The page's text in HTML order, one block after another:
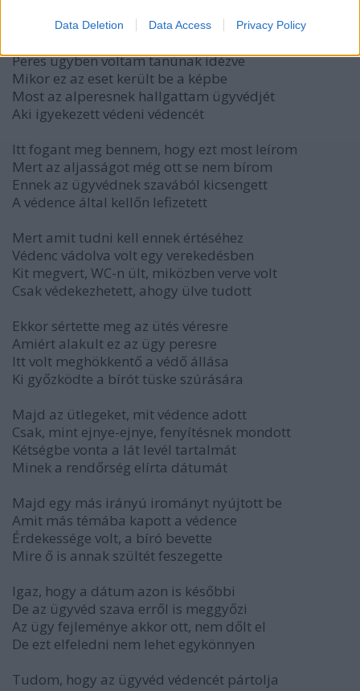
Data Deletion Data Access Privacy Policy
Tárgyaláson
Peres ügyben voltam tanúnak idézve
Mikor ez az eset került be a képbe
Most az alperesnek hallgattam ügyvédjét
Aki igyekezett védeni védencét
Itt fogant meg bennem, hogy ezt most leírom
Mert az aljasságot még ott se nem bírom
Ennek az ügyvédnek szavából kicsengett
A védence által kellőn lefizetett
Mert amit tudni kell ennek értéséhez
Védenc vádolva volt egy verekedésben
Kit megvert, WC-n ült, miközben verve volt
Csak védekezhetett, ahogy ülve tudott
Ekkor sértette meg az ütés véresre
Amiért alakult ez az ügy peresre
Itt volt meghökkentő a védő állása
Ki győzködte a bírót tüske szúrására
Majd az ütlegeket, mit védence adott
Csak, mint ejnye-ejnye, fenyítésnek mondott
Kétségbe vonta a lát levél tartalmát
Minek a rendőrség elírta dátumát
Majd egy más irányú irományt nyújtott be
Amit más témába kapott a védence
Érdekessége volt, a bíró bevette
Mire ő is annak szültét feszegette
Igaz, hogy a dátum azon is későbbi
De az ügyvéd szava erről is meggyőzi
Az ügy fejleménye akkor ott, nem dőlt el
De ezt elfeledni nem lehet egykönnyen
Tudom, hogy az ügyvéd védencét pártolja